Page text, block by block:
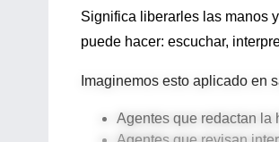
Significa liberarles las manos
puede hacer: escuchar,
Imaginemos esto aplicado en
Agentes que redactan la